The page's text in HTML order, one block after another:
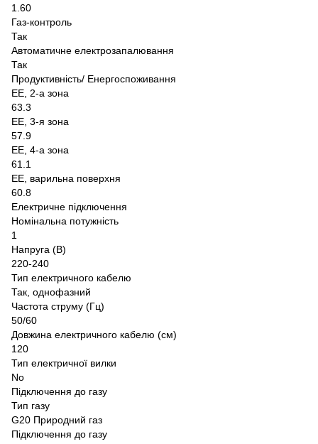
1.60
Газ-контроль
Так
Автоматичне електрозапалювання
Так
Продуктивність/ Енергоспоживання
EE, 2-а зона
63.3
EE, 3-я зона
57.9
EE, 4-а зона
61.1
EE, варильна поверхня
60.8
Електричне підключення
Номінальна потужність
1
Напруга (В)
220-240
Тип електричного кабелю
Так, однофазний
Частота струму (Гц)
50/60
Довжина електричного кабелю (см)
120
Тип електричної вилки
No
Підключення до газу
Тип газу
G20 Природний газ
Підключення до газу